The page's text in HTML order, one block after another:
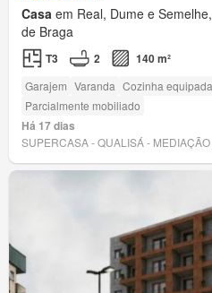
Casa em Real, Dume e
de Braga
T3 2 140 m²
Garajem Varanda Cozinha equipada
Parcialmente mobiliado
Há 17 dias